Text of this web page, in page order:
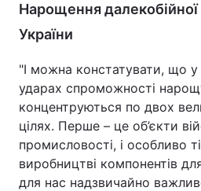
Нарощення
України
"І можна констатувати, що
ударах спроможності
концентруються по двох
цілях. Перше – це об’єкти
промисловості, і особливо
виробництві компонентів
для нас надзвичайно